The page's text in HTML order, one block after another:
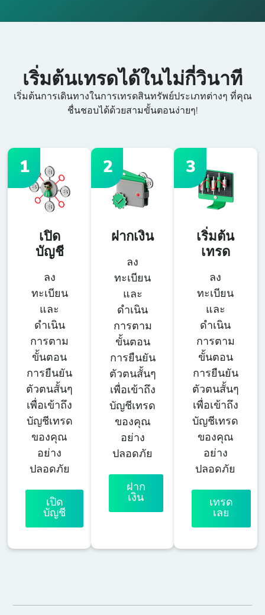
เริ่มต้นเทรดได้ในไม่กี่วินาที
เริ่มต้นการเดินทางในการเทรดสินทรัพย์ประเภทต่างๆ ที่คุณ
ชื่นชอบได้ด้วยสามขั้นตอนง่ายๆ!
1
เปิด
บัญชี
ลง
ทะเบียน
และ
ดำเนิน
การตาม
ขั้นตอน
การยืนยัน
ตัวตนสั้นๆ
เพื่อเข้าถึง
บัญชีเทรด
ของคุณ
อย่าง
ปลอดภัย
เปิด
บัญชี
2
ฝากเงิน
ลง
ทะเบียน
และ
ดำเนิน
การตาม
ขั้นตอน
การยืนยัน
ตัวตนสั้นๆ
เพื่อเข้าถึง
บัญชีเทรด
ของคุณ
อย่าง
ปลอดภัย
ฝาก
เงิน
3
เริ่มต้น
เทรด
ลง
ทะเบียน
และ
ดำเนิน
การตาม
ขั้นตอน
การยืนยัน
ตัวตนสั้นๆ
เพื่อเข้าถึง
บัญชีเทรด
ของคุณ
อย่าง
ปลอดภัย
เทรด
เลย